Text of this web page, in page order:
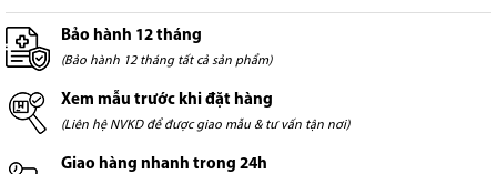
Bảo hành 12 tháng
(Bảo hành 12 tháng tất cả sản phẩm)
Xem mẫu trước khi đặt hàng
(Liên hệ NVKD để được giao mẫu & tư vấn tận nơi)
Giao hàng nhanh trong 24h